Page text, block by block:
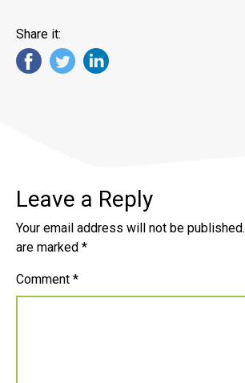
Share it:
Leave a Reply
Your email address will not be published.
are marked *
Comment *